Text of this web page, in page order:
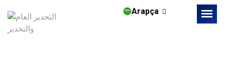
Arapça